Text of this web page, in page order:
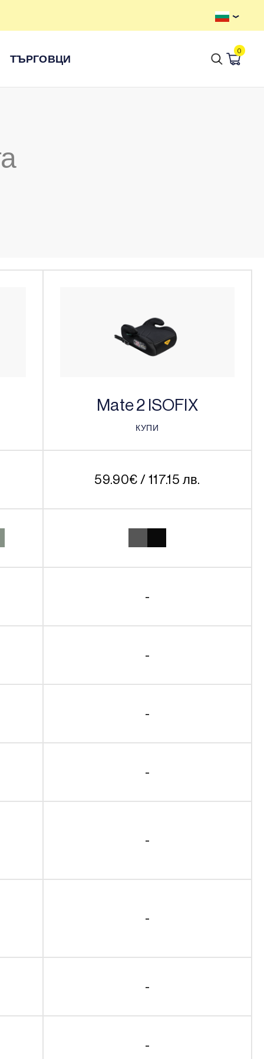
ТЪРГОВЦИ
0
Mate 2 ISOFIX
КУПИ
59.90€ / 117.15 лв.
-
-
-
-
-
-
-
-